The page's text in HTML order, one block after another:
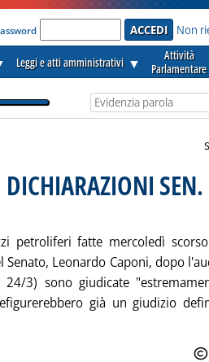
Non
Leggi e atti amministrativi ▼
Attività
Parlamentare
DICHIARAZIONI
petroliferi fatte mercoledì
Leonardo Caponi, dopo
3) sono giudicate
già un giudizio